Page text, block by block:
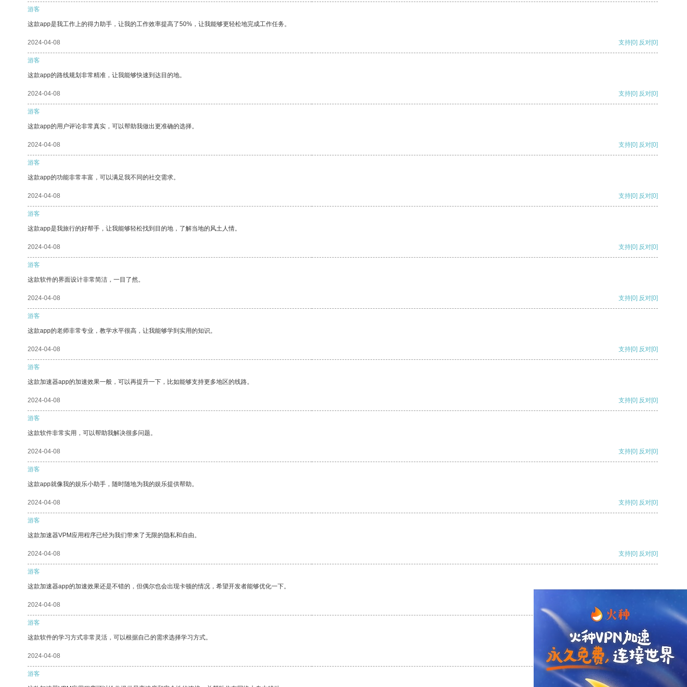
游客
这款app是我工作上的得力助手，让我的工作效率提高了50%，让我能够更轻松地完成工作任务。
2024-04-08 支持[0] 反对[0]
游客
这款app的路线规划非常精准，让我能够快速到达目的地。
2024-04-08 支持[0] 反对[0]
游客
这款app的用户评论非常真实，可以帮助我做出更准确的选择。
2024-04-08 支持[0] 反对[0]
游客
这款app的功能非常丰富，可以满足我不同的社交需求。
2024-04-08 支持[0] 反对[0]
游客
这款app是我旅行的好帮手，让我能够轻松找到目的地，了解当地的风土人情。
2024-04-08 支持[0] 反对[0]
游客
这款软件的界面设计非常简洁，一目了然。
2024-04-08 支持[0] 反对[0]
游客
这款app的老师非常专业，教学水平很高，让我能够学到实用的知识。
2024-04-08 支持[0] 反对[0]
游客
这款加速器app的加速效果一般，可以再提升一下，比如能够支持更多地区的线路。
2024-04-08 支持[0] 反对[0]
游客
这款软件非常实用，可以帮助我解决很多问题。
2024-04-08 支持[0] 反对[0]
游客
这款app就像我的娱乐小助手，随时随地为我的娱乐提供帮助。
2024-04-08 支持[0] 反对[0]
游客
这款加速器VPM应用程序已经为我们带来了无限的隐私和自由。
2024-04-08 支持[0] 反对[0]
游客
这款加速器app的加速效果还是不错的，但偶尔也会出现卡顿的情况，希望开发者能够优化一下。
2024-04-08
游客
这款软件的学习方式非常灵活，可以根据自己的需求选择学习方式。
2024-04-08 支持[0] 反对[0]
游客